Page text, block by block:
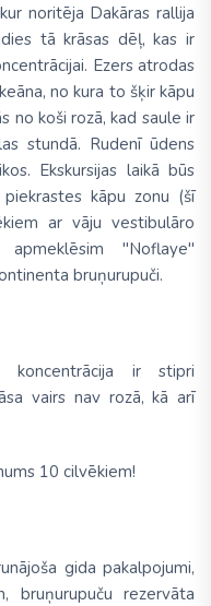
noritēja Dakāras rallija
tā krāsas dēļ, kas ir
Ezers atrodas
no kura to šķir kāpu
no koši rozā, kad saule ir
stundā. Rudenī ūdens
Ekskursijas laikā būs
kāpu zonu (šī
ar vāju vestibulāro
"Noflaye"
bruņurupuči.
koncentrācija ir stipri
vairs nav rozā, kā arī
10 cilvēkiem!
gida pakalpojumi,
bruņurupuču rezervāta